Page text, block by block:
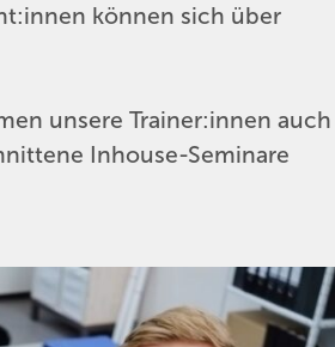
können sich über
unsere Trainer:innen auch
Inhouse-Seminare